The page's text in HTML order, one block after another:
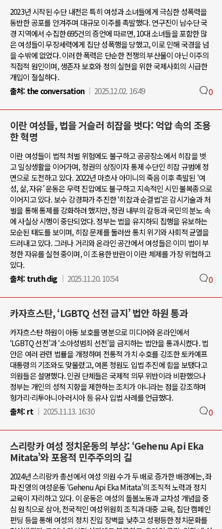
2023년 시작된 수단 내전은 특히 여성과 소녀들에게 극심한 성폭력을
동반한 공포를 안겨주며 대규모 이주를 촉발했다. 연구진이 남수단 국
경 지역에서 수집한 695건의 증언에 따르면, 10대 소녀들을 포함한 많
은 여성들이 무장세력에게 집단 성폭행을 당했고, 이로 인해 국경을 넘
을 수밖에 없었다. 이러한 폭력은 단순한 전쟁의 부산물이 아닌 이주의
직접적 원인이며, 생존자 보호와 정의 실현을 위한 국제사회의 시급한
개입이 절실하다.
출처: the conversation 2025.12.02. 16:49 0
이란 여성들, 법을 거슬러 히잡을 벗다: 억압 속의 조용
한 혁명
이란 여성들이 법적 처벌 위험에도 불구하고 공공장소에서 히잡을 벗
고 일상생활을 이어가며, 정권의 상징이자 통제 수단인 히잡 규범에 정
면으로 도전하고 있다. 2022년 마흐사 아미니의 죽음 이후 촉발된 ‘여
성, 삶, 자유’ 운동은 무력 진압에도 불구하고 지속적인 시민 불복종으로
이어지고 있다. 보수 강경파가 추진한 ‘히잡과 순결법’은 감시기술과 처
벌을 통해 통제를 강화하려 했지만, 정권 내부의 갈등과 국민의 분노 속
에 사실상 시행이 중단되었다. 정부는 법을 유지하되 집행을 유보하는
모순된 태도를 보이며, 히잡 문제를 둘러싼 통치 위기와 사회적 균열을
드러내고 있다. 그러나 거리와 온라인 공간에서 여성들은 이미 법이 부
정한 자유를 실현 중이며, 이 조용한 반란이 이란 체제를 가장 위협하고
있다.
출처: truth dig 2025.11.20. 10:54 0
카자흐스탄, ‘LGBTQ 선전 금지’ 법안 하원 통과
카자흐스탄 하원이 아동 보호를 명분으로 미디어와 온라인에서
‘LGBTQ 선전’과 ‘소아성범죄 선전’을 금지하는 법안을 통과시켰다. 법
안은 여러 관련 법률을 개정하며 전통적 가치 수호를 강조한 토카예프
대통령의 기조와도 맞물렸고, 여론 청원도 입법 추진에 힘을 보탰다고
의원들은 설명했다. 인권 단체들은 국제적 의무 위반이라 비판했으나
정부는 개인의 성적 지향을 제한하는 조치가 아니라는 점을 강조하며
헝가리·리투아니아·러시아 등 유사 입법 사례를 언급했다.
출처: rt 2025.11.13. 16:30 0
스리랑카 여성 정치운동의 부상: ‘Gehenu Api Eka
Mitata’와 포용적 민주주의의 길
2024년 스리랑카 총선에서 여성 의원 수가 두 배로 증가한 배경에는, 좌
파 진영의 여성운동 ‘Gehenu Api Eka Mitata’의 조직적 노력과 정치
교육이 자리하고 있다. 이 운동은 여성의 돌봄노동과 교차성 개념을 중
심 원칙으로 삼아, 전국적인 여성위원회 조직과 대중 교육, 집단 캠페인
펀딩 등을 통해 여성의 정치 진입 장벽을 낮추고 성평등한 정치문화를